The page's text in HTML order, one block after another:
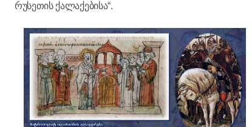
რუსეთის ქალაქებისა“.